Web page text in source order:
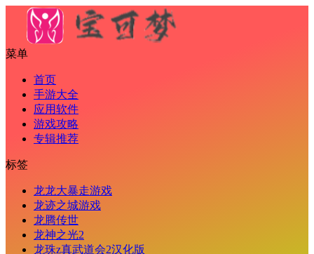
菜单
首页
手游大全
应用软件
游戏攻略
专辑推荐
标签
龙龙大暴走游戏
龙迹之城游戏
龙腾传世
龙神之光2
龙珠z真武道会2汉化版